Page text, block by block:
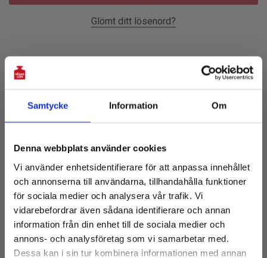
Samtycke Information Om
Denna webbplats använder cookies
Vi använder enhetsidentifierare för att anpassa innehållet
och annonserna till användarna, tillhandahålla funktioner
för sociala medier och analysera vår trafik. Vi
vidarebefordrar även sådana identifierare och annan
information från din enhet till de sociala medier och
annons- och analysföretag som vi samarbetar med.
Dessa kan i sin tur kombinera informationen med annan
Glömt ditt lösenord?
Skapa ett konto hos oss och du kommer att kunna:
Spara flera leveransadresser
Tillgå din orderhistorik
Spåra nya beställningar
Spara artiklar i din önskelista
Få 10% rabatt på första köpet
och tillgång till de senaste nyheterna
E-
post: